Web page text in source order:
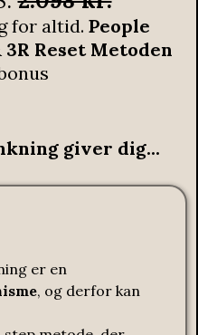
for altid. People
3R Reset Metoden
giver dig...
er en
, og derfor kan